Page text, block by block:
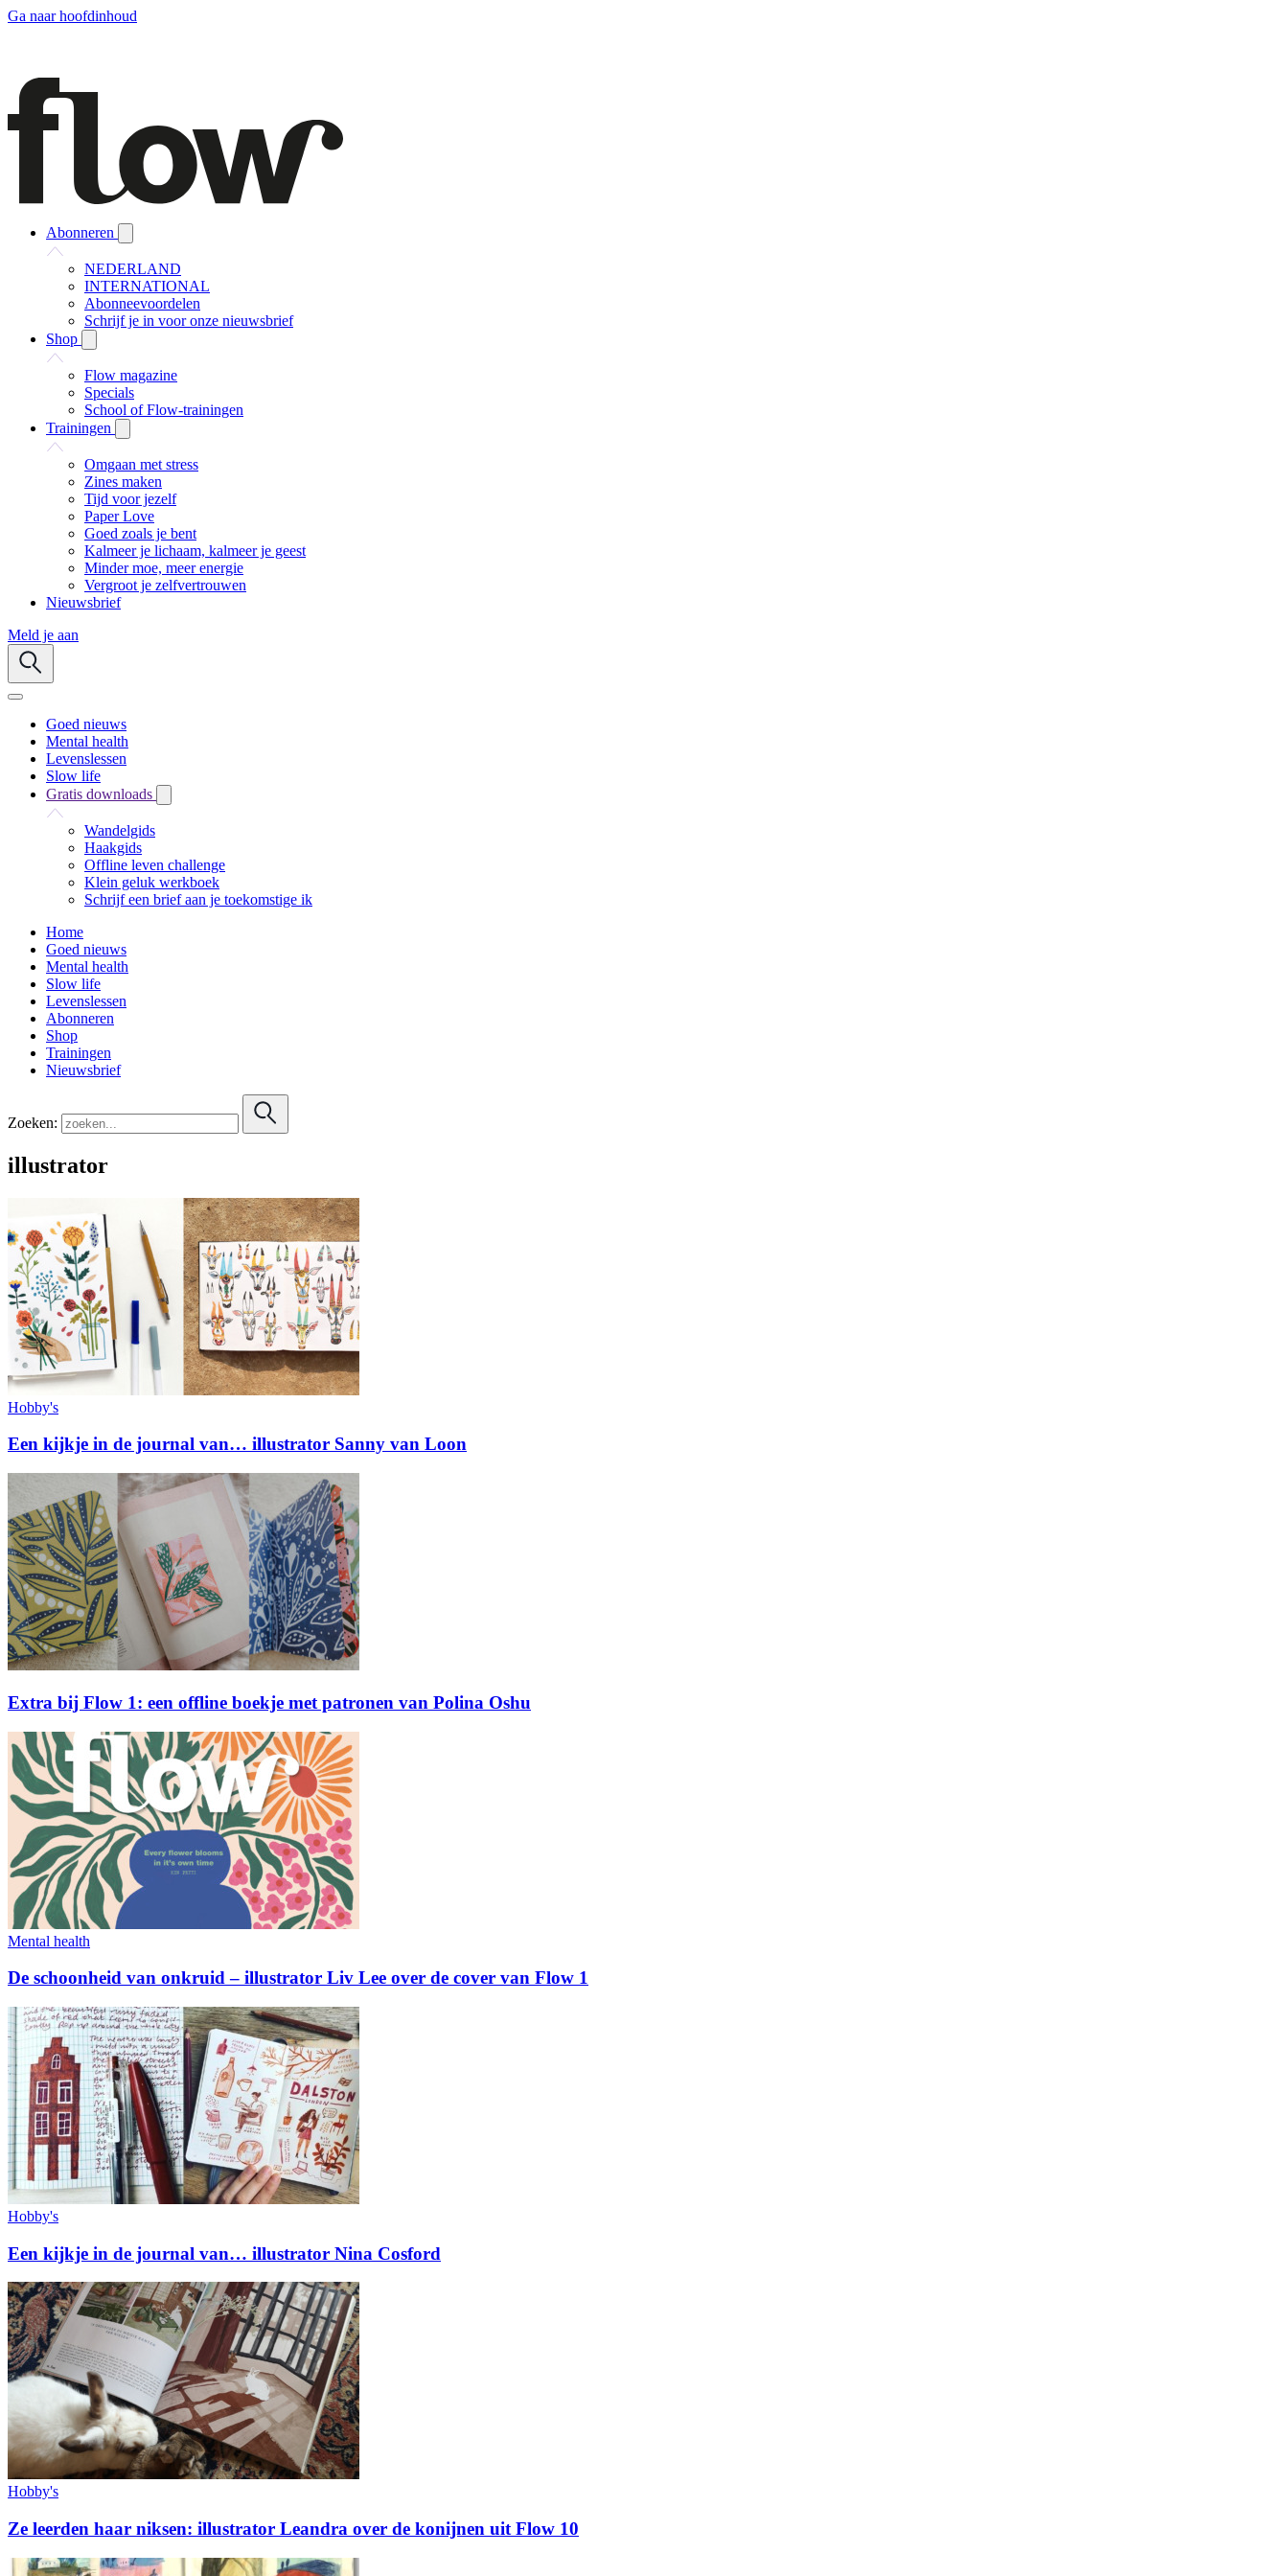
Ga naar hoofdinhoud
Abonneren
NEDERLAND
INTERNATIONAL
Abonneevoordelen
Schrijf je in voor onze nieuwsbrief
Shop
Flow magazine
Specials
School of Flow-trainingen
Trainingen
Omgaan met stress
Zines maken
Tijd voor jezelf
Paper Love
Goed zoals je bent
Kalmeer je lichaam, kalmeer je geest
Minder moe, meer energie
Vergroot je zelfvertrouwen
Nieuwsbrief
Meld je aan
Goed nieuws
Mental health
Levenslessen
Slow life
Gratis downloads
Wandelgids
Haakgids
Offline leven challenge
Klein geluk werkboek
Schrijf een brief aan je toekomstige ik
Home
Goed nieuws
Mental health
Slow life
Levenslessen
Abonneren
Shop
Trainingen
Nieuwsbrief
Zoeken:
illustrator
Hobby's
Een kijkje in de journal van… illustrator Sanny van Loon
Extra bij Flow 1: een offline boekje met patronen van Polina Oshu
Mental health
De schoonheid van onkruid – illustrator Liv Lee over de cover van Flow 1
Hobby's
Een kijkje in de journal van… illustrator Nina Cosford
Hobby's
Ze leerden haar niksen: illustrator Leandra over de konijnen uit Flow 10